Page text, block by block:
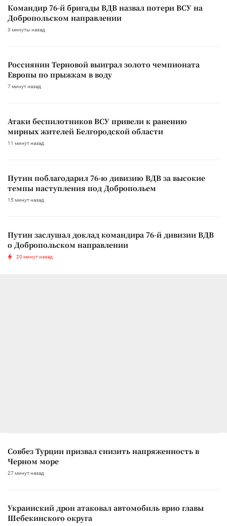
Командир 76-й бригады ВДВ назвал потери ВСУ на
Добропольском направлении
3 минуты назад
Россиянин Терновой выиграл золото чемпионата
Европы по прыжкам в воду
7 минут назад
Атаки беспилотников ВСУ привели к ранению
мирных жителей Белгородской области
11 минут назад
Путин поблагодарил 76-ю дивизию ВДВ за высокие
темпы наступления под Добропольем
15 минут назад
Путин заслушал доклад командира 76-й дивизии ВДВ
о Добропольском направлении
20 минут назад
Совбез Турции призвал снизить напряженность в
Черном море
27 минут назад
Украинский дрон атаковал автомобиль врио главы
Шебекинского округа